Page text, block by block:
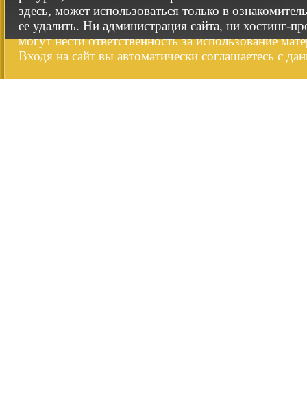
здесь, может использоваться только в
ее удалить. Ни администрация сайта, ни хостинг-
могут нести ответственность за использование
Входя на сайт вы автоматически соглашаетесь с